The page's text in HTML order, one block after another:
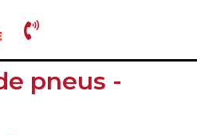
pneus -